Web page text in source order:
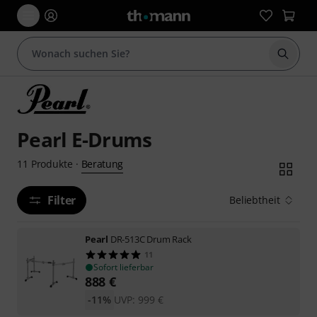
Suche
Pearl E-Drums
11 Produkte · Beratung
Filter Beliebtheit
Pearl DR-513C Drum Rack
11
Sofort lieferbar
888 €
UVP: 999 €
-11%